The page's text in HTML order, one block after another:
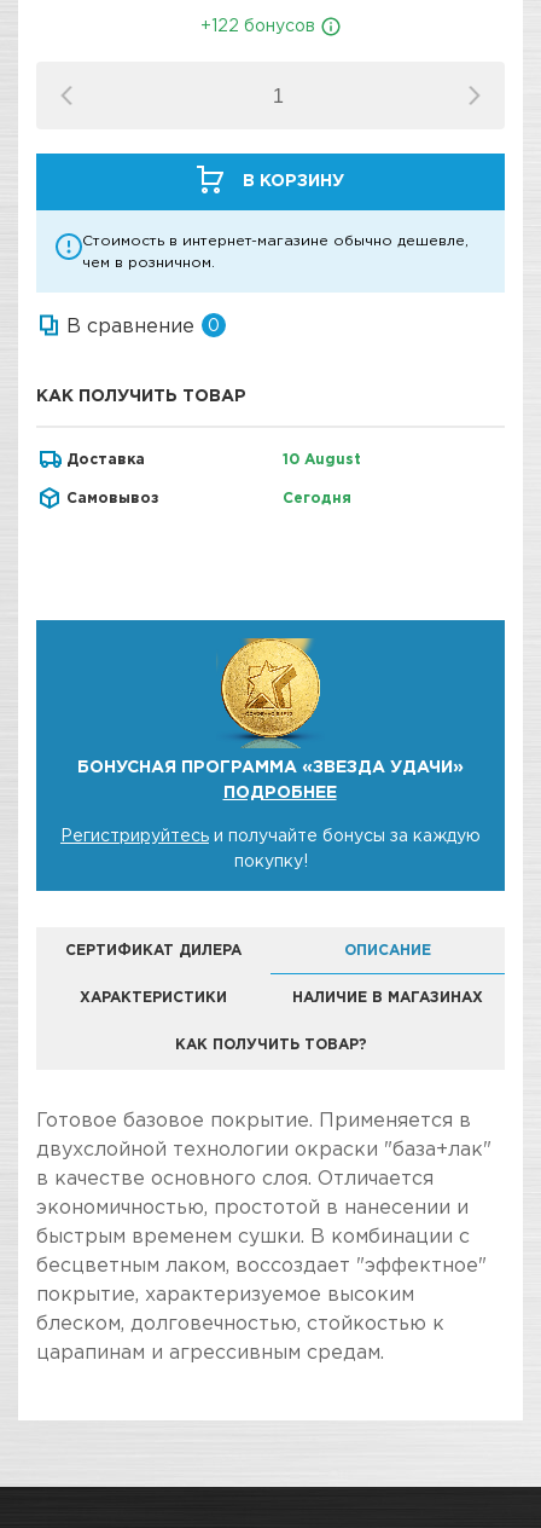
+122 бонусов
В КОРЗИНУ
Стоимость в интернет-магазине обычно дешевле,
чем в розничном.
В сравнение 0
КАК ПОЛУЧИТЬ ТОВАР
Доставка 10 August
Самовывоз Сегодня
БОНУСНАЯ ПРОГРАММА «ЗВЕЗДА УДАЧИ»
ПОДРОБНЕЕ
Регистрируйтесь и получайте бонусы за каждую
покупку!
СЕРТИФИКАТ ДИЛЕРА ОПИСАНИЕ
ХАРАКТЕРИСТИКИ НАЛИЧИЕ В МАГАЗИНАХ
КАК ПОЛУЧИТЬ ТОВАР?
КОМПАНИЯ "ЗВЕЗДА УДАЧИ" ЯВЛЯЕТСЯ
ОФИЦИАЛЬНЫМ ДИЛЕРОМ БРЕНДА CHAMALEON
Готовое базовое покрытие. Применяется в
двухслойной технологии окраски "база+лак"
в качестве основного слоя. Отличается
экономичностью, простотой в нанесении и
быстрым временем сушки. В комбинации с
бесцветным лаком, воссоздает "эффектное"
покрытие, характеризуемое высоким
блеском, долговечностью, стойкостью к
царапинам и агрессивным средам.